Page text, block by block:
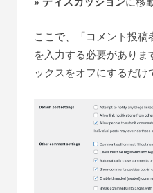
ここで、「コメント投
を入力する必要があり
ックスをオフにするだけ